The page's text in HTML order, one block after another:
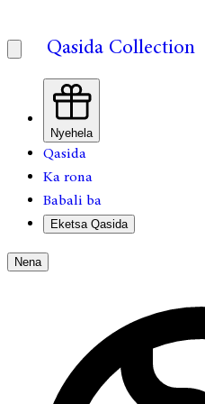
Qasida Collection
Nyehela
Qasida
Ka rona
Babali ba
Eketsa Qasida
Nena